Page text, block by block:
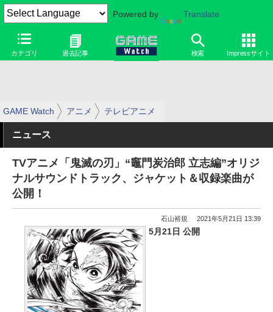
Powered by Translate
カテゴリ 過去記事 検索 Impressサイト
GAME Watch アニメ テレビアニメ
ニュース
TVアニメ「鬼滅の刃」“竈門炭治郎 立志編”オリジ
ナルサウンドトラック、ジャケット＆収録楽曲が
公開！
石山裕規 2021年5月21日 13:39
5月21日 公開